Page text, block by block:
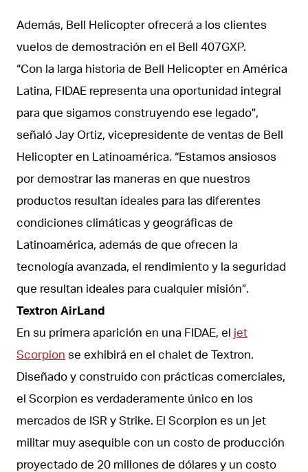
Además, Bell Helicopter ofrecerá a los clientes
vuelos de demostración en el Bell 407GXP.
“Con la larga historia de Bell Helicopter en América
Latina, FIDAE representa una oportunidad integral
para que sigamos construyendo ese legado”,
señaló Jay Ortiz, vicepresidente de ventas de Bell
Helicopter en Latinoamérica. “Estamos ansiosos
por demostrar las maneras en que nuestros
productos resultan ideales para las diferentes
condiciones climáticas y geográficas de
Latinoamérica, además de que ofrecen la
tecnología avanzada, el rendimiento y la seguridad
que resultan ideales para cualquier misión”.
Textron AirLand
En su primera aparición en una FIDAE, el jet
Scorpion se exhibirá en el chalet de Textron.
Diseñado y construido con prácticas comerciales,
el Scorpion es verdaderamente único en los
mercados de ISR y Strike. El Scorpion es un jet
militar muy asequible con un costo de producción
proyectado de 20 millones de dólares y un costo